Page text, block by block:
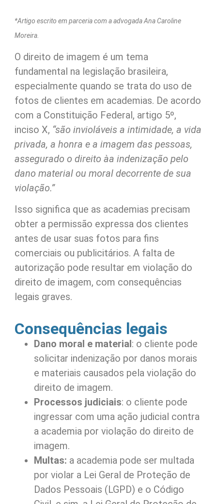
*Artigo escrito em parceria com a advogada Ana Caroline
Moreira.
O direito de imagem é um tema
fundamental na legislação brasileira,
especialmente quando se trata do uso de
fotos de clientes em academias. De acordo
com a Constituição Federal, artigo 5º,
inciso X, “são invioláveis a intimidade, a vida
privada, a honra e a imagem das pessoas,
assegurado o direito àa indenização pelo
dano material ou moral decorrente de sua
violação.”
Isso significa que as academias precisam
obter a permissão expressa dos clientes
antes de usar suas fotos para fins
comerciais ou publicitários. A falta de
autorização pode resultar em violação do
direito de imagem, com consequências
legais graves.
Consequências legais
Dano moral e material: o cliente pode
solicitar indenização por danos morais
e materiais causados pela violação do
direito de imagem.
Processos judiciais: o cliente pode
ingressar com uma ação judicial contra
a academia por violação do direito de
imagem.
Multas: a academia pode ser multada
por violar a Lei Geral de Proteção de
Dados Pessoais (LGPD) e o Código